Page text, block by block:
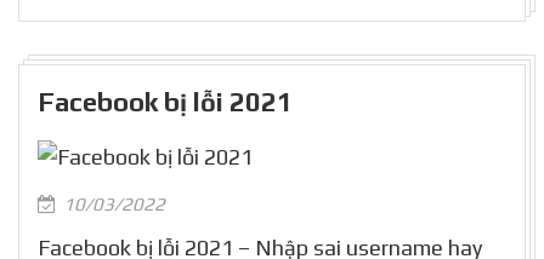
Facebook bị lỗi 2021
10/03/2022
Facebook bị lỗi 2021 – Nhập sai username hay